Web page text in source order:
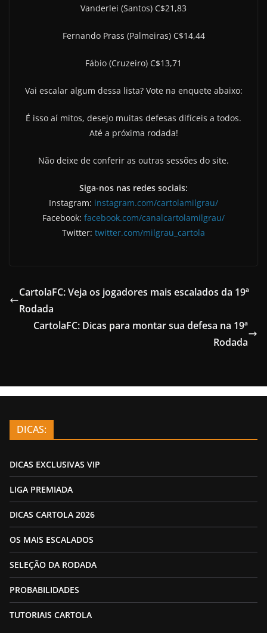
Vanderlei (Santos) C$21,83
Fernando Prass (Palmeiras) C$14,44
Fábio (Cruzeiro) C$13,71
Vai escalar algum dessa lista? Vote na enquete abaixo:
É isso aí mitos, desejo muitas defesas difíceis a todos.
Até a próxima rodada!
Não deixe de conferir as outras sessões do site.
Siga-nos nas redes sociais:
Instagram: instagram.com/cartolamilgrau/
Facebook: facebook.com/canalcartolamilgrau/
Twitter: twitter.com/milgrau_cartola
CartolaFC: Veja os jogadores mais escalados da 19ª
Rodada
CartolaFC: Dicas para montar sua defesa na 19ª
Rodada
DICAS:
DICAS EXCLUSIVAS VIP
LIGA PREMIADA
DICAS CARTOLA 2026
OS MAIS ESCALADOS
SELEÇÃO DA RODADA
PROBABILIDADES
TUTORIAIS CARTOLA